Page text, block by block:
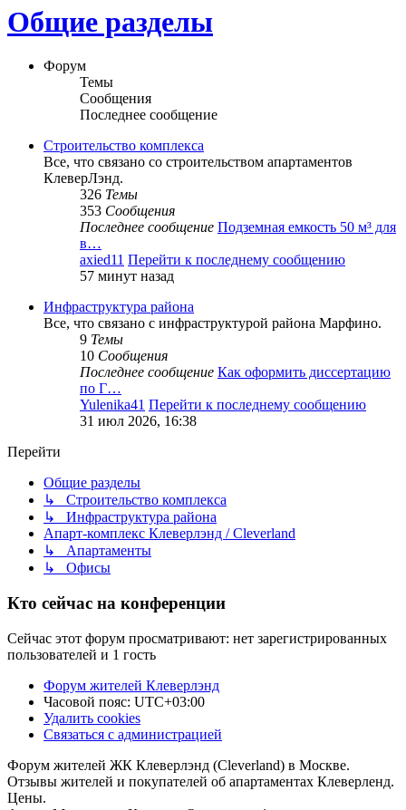
Общие разделы
Форум
Темы
Сообщения
Последнее сообщение
Строительство комплекса
Все, что связано со строительством апартаментов
КлеверЛэнд.
326 Темы
353 Сообщения
Последнее сообщение Подземная емкость 50 м³ для
в…
axied11 Перейти к последнему сообщению
57 минут назад
Инфраструктура района
Все, что связано с инфраструктурой района Марфино.
9 Темы
10 Сообщения
Последнее сообщение Как оформить диссертацию
по Г…
Yulenika41 Перейти к последнему сообщению
31 июл 2026, 16:38
Перейти
Общие разделы
↳ Строительство комплекса
↳ Инфраструктура района
Апарт-комплекс Клеверлэнд / Cleverland
↳ Апартаменты
↳ Офисы
Кто сейчас на конференции
Сейчас этот форум просматривают: нет зарегистрированных
пользователей и 1 гость
Форум жителей Клеверлэнд
Часовой пояс: UTC+03:00
Удалить cookies
Связаться с администрацией
Форум жителей ЖК Клеверлэнд (Cleverland) в Москве.
Отзывы жителей и покупателей об апартаментах Клеверленд.
Цены.